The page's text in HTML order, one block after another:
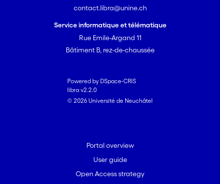
contact.libra@unine.ch
Service informatique et télématique
Rue Emile-Argand 11
Bâtiment B, rez-de-chaussée
Powered by DSpace-CRIS
libra v2.2.0
© 2026 Université de Neuchâtel
Portal overview
User guide
Open Access strategy